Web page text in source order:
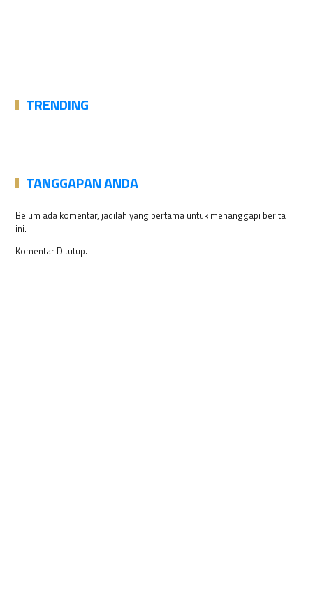
TRENDING
TANGGAPAN ANDA
Belum ada komentar, jadilah yang pertama untuk menanggapi berita
ini.
Komentar Ditutup.